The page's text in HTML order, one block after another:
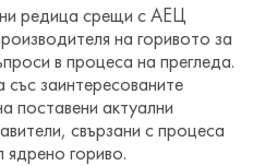
редица срещи с АЕЦ
на горивото за
в процеса на прегледа.
заинтересованите
поставени актуални
свързани с процеса
ядрено гориво.